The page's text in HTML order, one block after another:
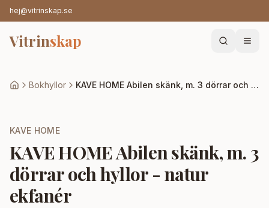
hej@vitrinskap.se
Vitrinskap
Bokhyllor KAVE HOME Abilen skänk, m. 3 dörrar och hyllor - natur ekfanér
KAVE HOME
KAVE HOME Abilen skänk, m. 3
dörrar och hyllor - natur
ekfanér